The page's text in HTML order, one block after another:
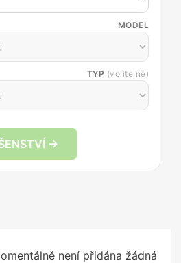
MODEL
TYP (volitelně)
→
není přidána žádná